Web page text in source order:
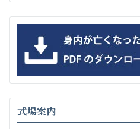
式場案内